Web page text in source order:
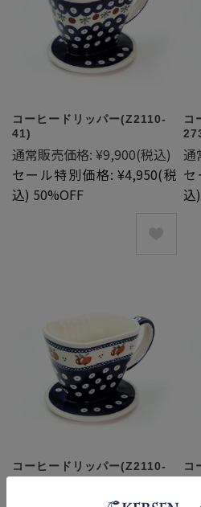
コーヒードリッパー(Z2110-
41)
通常販売価格: ¥9,900(税込)
セール特別価格: ¥4,950(税
込) 50%OFF
コ
通
込)
コーヒードリッパー(Z2110-
479)
¥9,900(税込)
コ